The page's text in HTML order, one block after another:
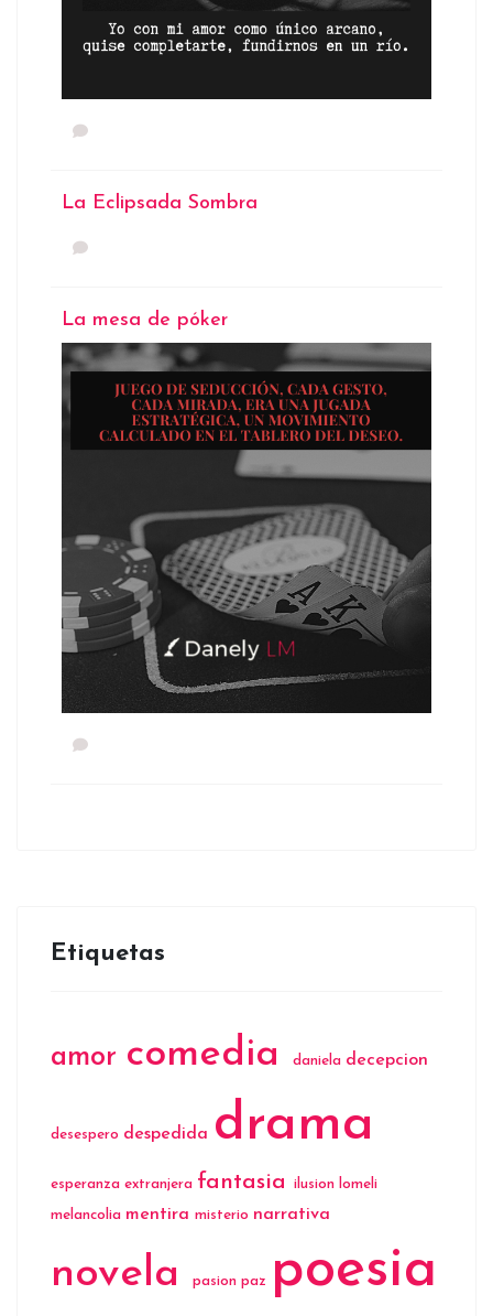
La Eclipsada Sombra
La mesa de póker
Etiquetas
amor comedia daniela decepcion
desespero despedida drama
esperanza extranjera fantasia ilusion lomeli
melancolia mentira misterio narrativa
novela pasion paz poesia